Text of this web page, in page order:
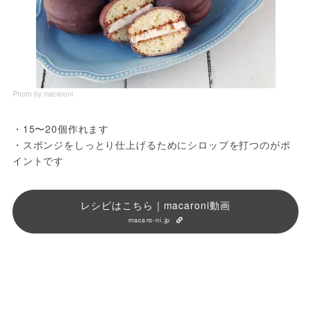
Photo by macaroni
・15〜20個作れます
・スポンジをしっとり仕上げるためにシロップを打つのがポ
イントです
レシピはこちら｜macaroni動画
macaro-ni.jp